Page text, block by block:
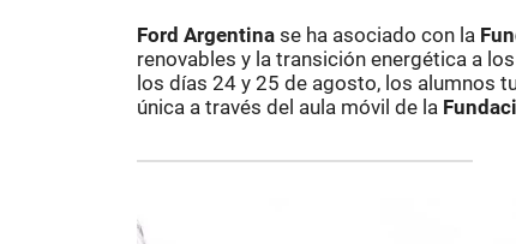
Ford Argentina se ha asociado con la
renovables y la transición energética a
los días 24 y 25 de agosto, los alumnos
única a través del aula móvil de la